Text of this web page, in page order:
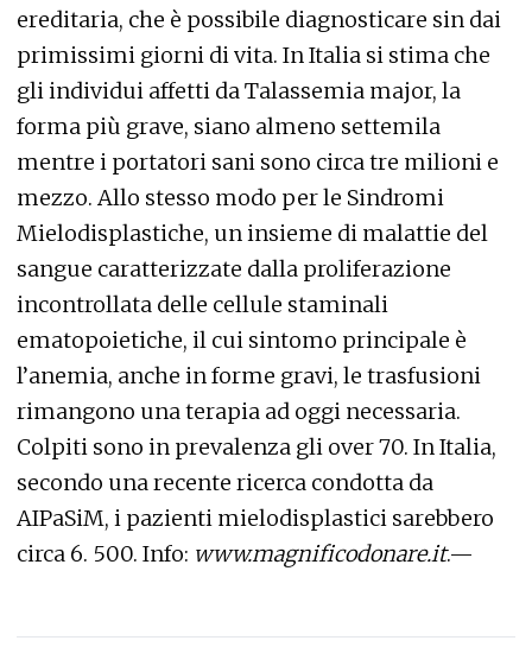
ereditaria, che è possibile diagnosticare sin dai
primissimi giorni di vita. In Italia si stima che
gli individui affetti da Talassemia major, la
forma più grave, siano almeno settemila
mentre i portatori sani sono circa tre milioni e
mezzo. Allo stesso modo per le Sindromi
Mielodisplastiche, un insieme di malattie del
sangue caratterizzate dalla proliferazione
incontrollata delle cellule staminali
ematopoietiche, il cui sintomo principale è
l’anemia, anche in forme gravi, le trasfusioni
rimangono una terapia ad oggi necessaria.
Colpiti sono in prevalenza gli over 70. In Italia,
secondo una recente ricerca condotta da
AIPaSiM, i pazienti mielodisplastici sarebbero
circa 6. 500. Info: www.magnificodonare.it.—